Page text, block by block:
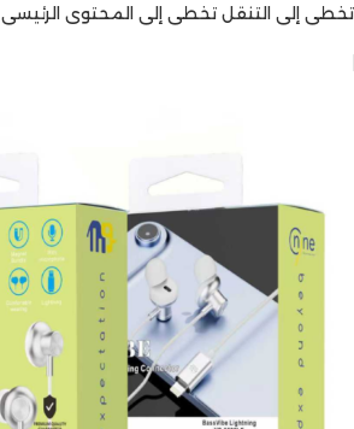
تخطي إلى التنقل تخطي إلى المحتوى الرئيسي